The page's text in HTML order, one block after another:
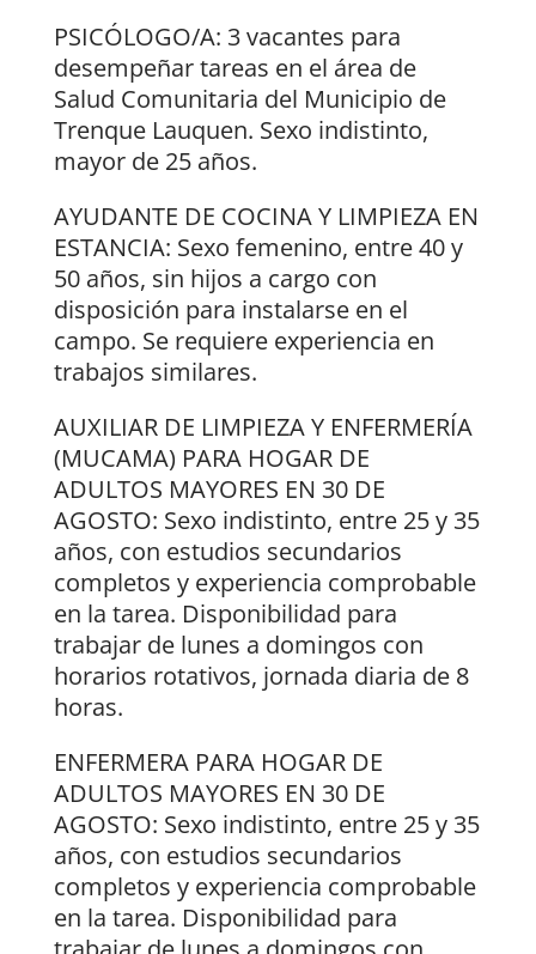
PSICÓLOGO/A: 3 vacantes para
desempeñar tareas en el área de
Salud Comunitaria del Municipio de
Trenque Lauquen. Sexo indistinto,
mayor de 25 años.
AYUDANTE DE COCINA Y LIMPIEZA EN
ESTANCIA: Sexo femenino, entre 40 y
50 años, sin hijos a cargo con
disposición para instalarse en el
campo. Se requiere experiencia en
trabajos similares.
AUXILIAR DE LIMPIEZA Y ENFERMERÍA
(MUCAMA) PARA HOGAR DE
ADULTOS MAYORES EN 30 DE
AGOSTO: Sexo indistinto, entre 25 y 35
años, con estudios secundarios
completos y experiencia comprobable
en la tarea. Disponibilidad para
trabajar de lunes a domingos con
horarios rotativos, jornada diaria de 8
horas.
ENFERMERA PARA HOGAR DE
ADULTOS MAYORES EN 30 DE
AGOSTO: Sexo indistinto, entre 25 y 35
años, con estudios secundarios
completos y experiencia comprobable
en la tarea. Disponibilidad para